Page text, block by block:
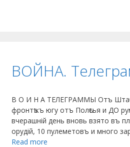
ВОЙНА.
В О И Н А ТЕЛЕГРАММЫ Отъ
фронтѣ къ югу отъ Полѣсья и ДО
вчерашній день вновь взято въ
орудій, 10 пулеметовъ и много
Read more